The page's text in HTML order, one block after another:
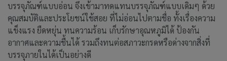
บรรจุภัณฑ์แบบอ่อน จึงเข้ามาทดแทนบรรจุภัณฑ์แบบเดิมๆ ด้วย
คุณสมบัติและประโยชน์ใช้สอย ที่ไม่อ่อนไปตามชื่อ ทั้งเรื่องความ
แข็งแรง ยืดหยุ่น ทนความร้อน เก็บรักษาอุณหภูมิได้ ป้องกัน
อากาศและความชื้นได้ รวมถึงทนต่อสภาวะกรดหรือด่างจากสิ่งที่
บรรจุภายในได้เป็นอย่างดี